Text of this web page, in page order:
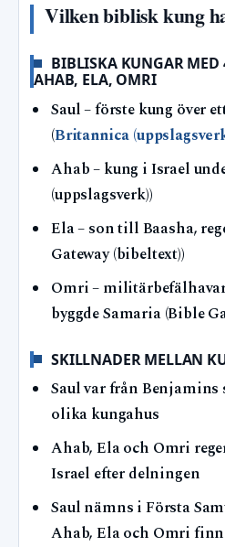
Vilken biblisk kung
BIBLISKA KUNGAR MED
AHAB, ELA, OMRI
Saul – förste kung över
(Britannica
Ahab – kung i Israel
(uppslagsverk))
Ela – son till Baasha,
Gateway (bibeltext))
Omri –
byggde Samaria (Bible
SKILLNADER MELLAN
Saul var från Benjamins
olika kungahus
Ahab, Ela och Omri
Israel efter delningen
Saul nämns i Första
Ahab, Ela och Omri